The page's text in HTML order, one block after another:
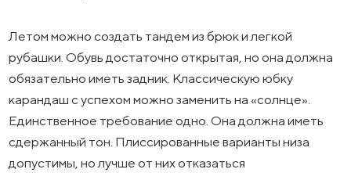
Летом можно создать тандем из брюк и легкой
рубашки. Обувь достаточно открытая, но она должна
обязательно иметь задник. Классическую юбку
карандаш с успехом можно заменить на «солнце».
Единственное требование одно. Она должна иметь
сдержанный тон. Плиссированные варианты низа
допустимы, но лучше от них отказаться